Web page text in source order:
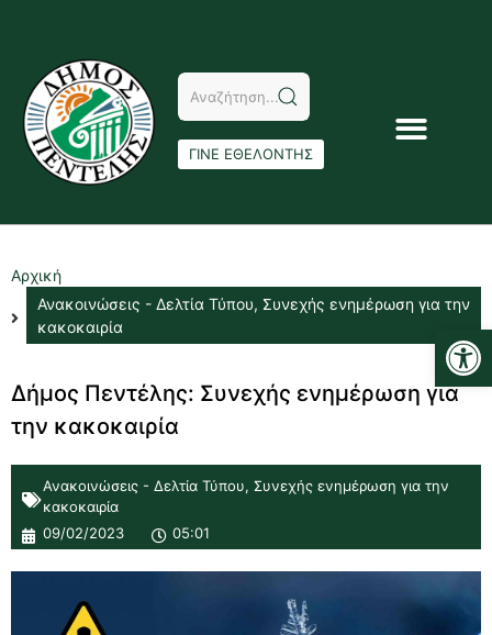
ΓΙΝΕ ΕΘΕΛΟΝΤΗΣ
Αρχική
Ανακοινώσεις - Δελτία Τύπου, Συνεχής ενημέρωση για την
κακοκαιρία
Δήμος Πεντέλης: Συνεχής ενημέρωση για
την κακοκαιρία
Ανακοινώσεις - Δελτία Τύπου, Συνεχής ενημέρωση για την
κακοκαιρία
09/02/2023
05:01